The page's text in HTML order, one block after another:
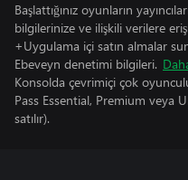
Başlattığınız oyunların
bilgilerinize ve ilişkili verilere
+Uygulama içi satın almalar
Ebeveyn denetimi bilgileri.
Konsolda çevrimiçi çok
Pass Essential, Premium veya
satılır).